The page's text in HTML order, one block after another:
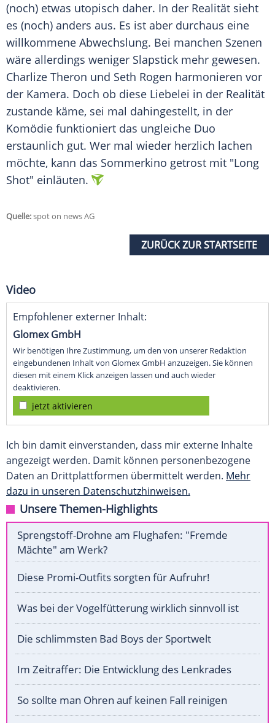
(noch) etwas utopisch daher. In der Realität sieht
es (noch) anders aus. Es ist aber durchaus eine
willkommene Abwechslung. Bei manchen Szenen
wäre allerdings weniger Slapstick mehr gewesen.
Charlize Theron und Seth Rogen harmonieren vor
der Kamera. Doch ob diese Liebelei in der Realität
zustande käme, sei mal dahingestellt, in der
Komödie funktioniert das ungleiche Duo
erstaunlich gut. Wer mal wieder herzlich lachen
möchte, kann das Sommerkino getrost mit "Long
Shot" einläuten.
Quelle:spot on news AG
ZURÜCK ZUR STARTSEITE
Video
Empfohlener externer Inhalt:
Glomex GmbH
Wir benötigen Ihre Zustimmung, um den von unserer Redaktion
eingebundenen Inhalt von Glomex GmbH anzuzeigen. Sie können
diesen mit einem Klick anzeigen lassen und auch wieder
deaktivieren.
jetzt aktivieren
Ich bin damit einverstanden, dass mir externe Inhalte
angezeigt werden. Damit können personenbezogene
Daten an Drittplattformen übermittelt werden. Mehr
dazu in unseren Datenschutzhinweisen.
Unsere Themen-Highlights
Sprengstoff-Drohne am Flughafen: "Fremde
Mächte" am Werk?
Diese Promi-Outfits sorgten für Aufruhr!
Was bei der Vogelfütterung wirklich sinnvoll ist
Die schlimmsten Bad Boys der Sportwelt
Im Zeitraffer: Die Entwicklung des Lenkrades
So sollte man Ohren auf keinen Fall reinigen